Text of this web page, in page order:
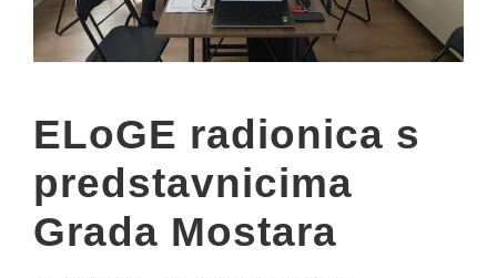
ELoGE radionica s
predstavnicima
Grada Mostara